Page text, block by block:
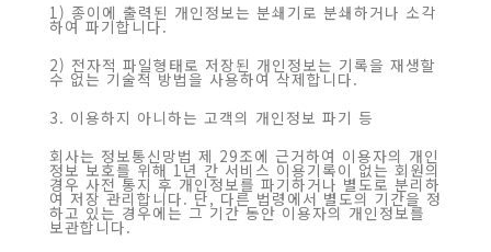
1) 종이에 출력된 개인정보는 분쇄기로 분쇄하거나 소각
하여 파기합니다.
2) 전자적 파일형태로 저장된 개인정보는 기록을 재생할
수 없는 기술적 방법을 사용하여 삭제합니다.
3. 이용하지 아니하는 고객의 개인정보 파기 등
회사는 정보통신망법 제 29조에 근거하여 이용자의 개인
정보 보호를 위해 1년 간 서비스 이용기록이 없는 회원의
경우 사전 통지 후 개인정보를 파기하거나 별도로 분리하
여 저장 관리합니다. 단, 다른 법령에서 별도의 기간을 정
하고 있는 경우에는 그 기간 동안 이용자의 개인정보를
보관합니다.